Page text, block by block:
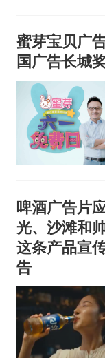
蜜芽宝贝广
国广告长城
啤酒广告片
光、沙滩和
这条产品宣
告